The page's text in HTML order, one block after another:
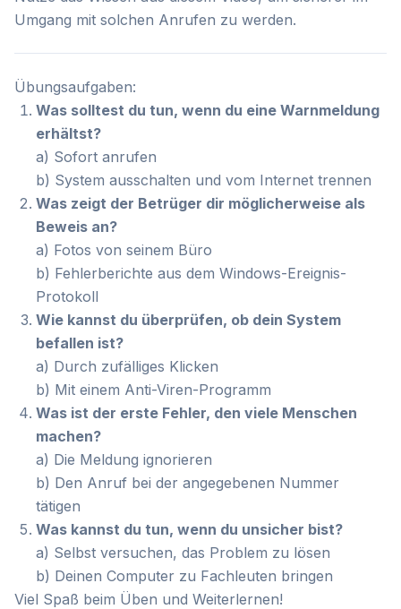
Umgang mit solchen Anrufen zu werden.
Übungsaufgaben:
Was solltest du tun, wenn du eine Warnmeldung
erhältst?
a) Sofort anrufen
b) System ausschalten und vom Internet trennen
Was zeigt der Betrüger dir möglicherweise als
Beweis an?
a) Fotos von seinem Büro
b) Fehlerberichte aus dem Windows-Ereignis-
Protokoll
Wie kannst du überprüfen, ob dein System
befallen ist?
a) Durch zufälliges Klicken
b) Mit einem Anti-Viren-Programm
Was ist der erste Fehler, den viele Menschen
machen?
a) Die Meldung ignorieren
b) Den Anruf bei der angegebenen Nummer
tätigen
Was kannst du tun, wenn du unsicher bist?
a) Selbst versuchen, das Problem zu lösen
b) Deinen Computer zu Fachleuten bringen
Viel Spaß beim Üben und Weiterlernen!